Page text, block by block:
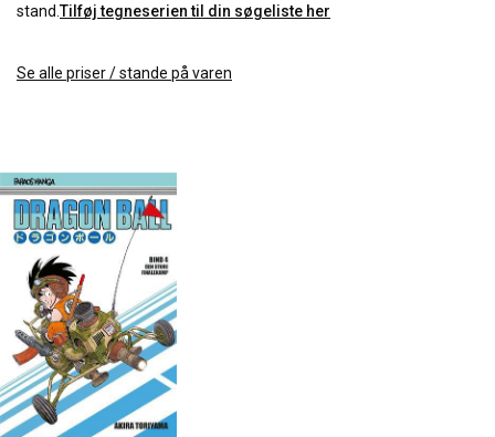
stand. Tilføj tegneserien til din søgeliste her
Se alle priser / stande på varen